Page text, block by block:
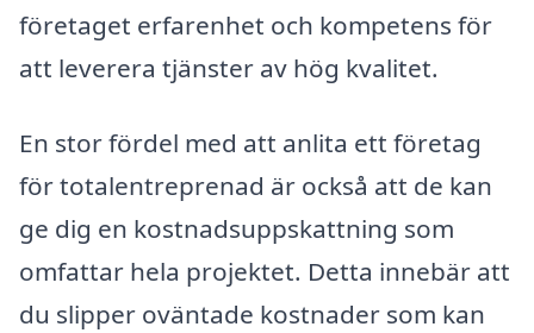
företaget erfarenhet och kompetens för
att leverera tjänster av hög kvalitet.
En stor fördel med att anlita ett företag
för totalentreprenad är också att de kan
ge dig en kostnadsuppskattning som
omfattar hela projektet. Detta innebär att
du slipper oväntade kostnader som kan